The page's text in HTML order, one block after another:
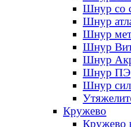
Шнур со
Шнур
Шнур
Шнур
Шнур
Шнур ПЭ
Шнур
Кружево
Кружево